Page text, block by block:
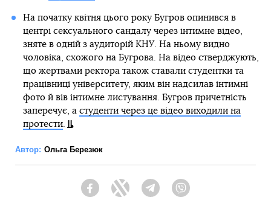
На початку квітня цього року Бугров опинився в
центрі сексуального сандалу через інтимне відео,
зняте в одній з аудиторій КНУ. На ньому видно
чоловіка, схожого на Бугрова. На відео стверджують,
що жертвами ректора також ставали студентки та
працівниці університету, яким він надсилав інтимні
фото й вів інтимне листування. Бугров причетність
заперечує, а студенти через це відео виходили на
протести.
Автор: Ольга Березюк
FacebookTwitter Telegram